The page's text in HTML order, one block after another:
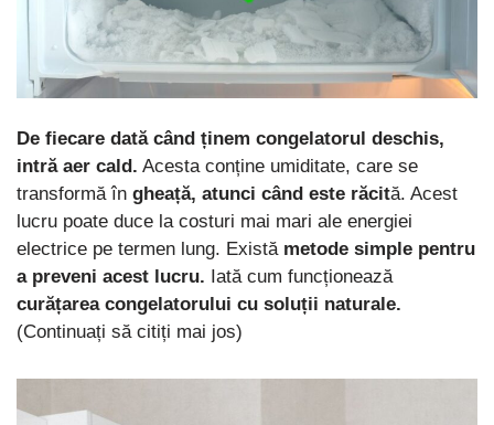
De fiecare dată când ținem congelatorul deschis,
intră aer cald. Acesta conține umiditate, care se
transformă în gheață, atunci când este răcită. Acest
lucru poate duce la costuri mai mari ale energiei
electrice pe termen lung. Existămetode simple pentru
a preveni acest lucru. Iată cum funcționează
curățarea congelatorului cu soluții naturale.
(Continuați să citiți mai jos)